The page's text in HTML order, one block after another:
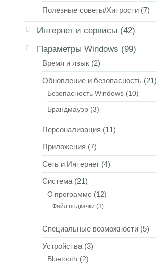
Полезные советы/Хитрости (7)
Интернет и сервисы (42)
Параметры Windows (99)
Время и язык (2)
Обновление и безопасность (21)
Безопасность Windows (10)
Брандмауэр (3)
Персонализация (11)
Приложения (7)
Сеть и Интернет (4)
Система (21)
О программе (12)
Файл подкачки (3)
Специальные возможности (5)
Устройства (3)
Bluetooth (2)